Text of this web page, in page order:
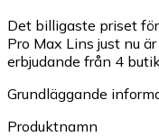
Det billigaste priset
Pro Max Lins just nu
erbjudande från 4
Grundläggande
Produktnamn